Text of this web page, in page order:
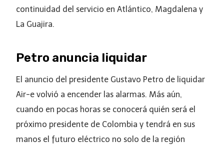
continuidad del servicio en Atlántico, Magdalena y
La Guajira.
Petro anuncia liquidar
El anuncio del presidente Gustavo Petro de liquidar
Air-e volvió a encender las alarmas. Más aún,
cuando en pocas horas se conocerá quién será el
próximo presidente de Colombia y tendrá en sus
manos el futuro eléctrico no solo de la región